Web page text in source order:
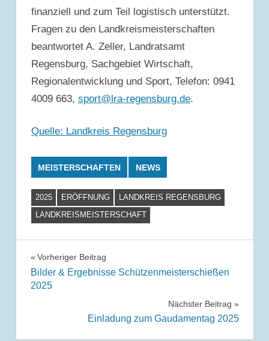
finanziell und zum Teil logistisch unterstützt.
Fragen zu den Landkreismeisterschaften
beantwortet A. Zeller, Landratsamt
Regensburg, Sachgebiet Wirtschaft,
Regionalentwicklung und Sport, Telefon: 0941
4009 663, sport@lra-regensburg.de.
Quelle: Landkreis Regensburg
MEISTERSCHAFTEN NEWS
2025 ERÖFFNUNG
LANDKREIS REGENSBURG
LANDKREISMEISTERSCHAFT
Beitrags-
Navigation
Vorheriger Beitrag
Bilder & Ergebnisse Schützenmeisterschießen
2025
Nächster Beitrag
Einladung zum Gaudamentag 2025